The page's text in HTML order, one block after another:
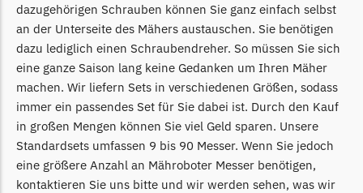
LawnBott
LawnBott Messer
Begrenzungsdraht
Lizard
Lizard Messer
Begrenzungsdraht
LUX-Tools
dazugehörigen Schrauben können Sie ganz einfach selbst
an der Unterseite des Mähers austauschen. Sie benötigen
dazu lediglich einen Schraubendreher. So müssen Sie sich
eine ganze Saison lang keine Gedanken um Ihren Mäher
machen. Wir liefern Sets in verschiedenen Größen, sodass
immer ein passendes Set für Sie dabei ist. Durch den Kauf
in großen Mengen können Sie viel Geld sparen. Unsere
Standardsets umfassen 9 bis 90 Messer. Wenn Sie jedoch
eine größere Anzahl an Mähroboter Messer benötigen,
kontaktieren Sie uns bitte und wir werden sehen, was wir